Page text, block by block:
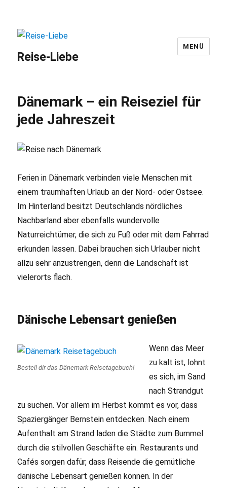
Reise-Liebe
MENÜ
Dänemark – ein Reiseziel für
jede Jahreszeit
Ferien in Dänemark verbinden viele Menschen mit
einem traumhaften Urlaub an der Nord- oder Ostsee.
Im Hinterland besitzt Deutschlands nördliches
Nachbarland aber ebenfalls wundervolle
Naturreichtümer, die sich zu Fuß oder mit dem Fahrrad
erkunden lassen. Dabei brauchen sich Urlauber nicht
allzu sehr anzustrengen, denn die Landschaft ist
vielerorts flach.
Dänische Lebensart genießen
Bestell dir das Dänemark Reisetagebuch!
Wenn das Meer
zu kalt ist, lohnt
es sich, im Sand
nach Strandgut
zu suchen. Vor allem im Herbst kommt es vor, dass
Spaziergänger Bernstein entdecken. Nach einem
Aufenthalt am Strand laden die Städte zum Bummel
durch die stilvollen Geschäfte ein. Restaurants und
Cafés sorgen dafür, dass Reisende die gemütliche
dänische Lebensart genießen können. In der